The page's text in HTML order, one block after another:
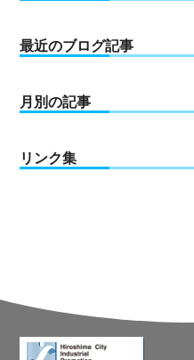
最近のブログ記事
月別の記事
リンク集